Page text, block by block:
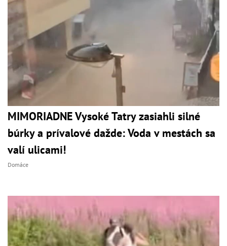
MIMORIADNE Vysoké Tatry zasiahli silné
búrky a prívalové dažde: Voda v mestách sa
valí ulicami!
Domáce